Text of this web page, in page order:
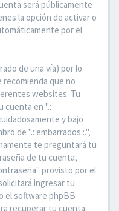
será públicamente
la opción de activar o
por el
de una vía) por lo
recomienda que no
websites. Tu
cuenta en ".:
y bajo
de ".: embarrados :.",
te preguntará tu
de tu cuenta,
provisto por el
ingresar tu
el software phpBB
recuperar tu cuenta.